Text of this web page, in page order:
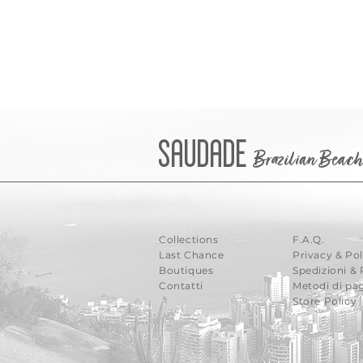
SaudadeBrazilian
Collections
Last Chance
Boutiques
Contatti
F.A.Q.
Privacy &
Spedizioni &
Metodi di
Store Policy